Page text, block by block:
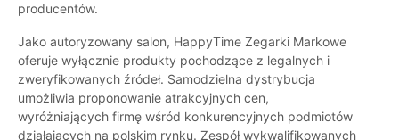
producentów.
Jako autoryzowany salon, HappyTime Zegarki Markowe
oferuje wyłącznie produkty pochodzące z legalnych i
zweryfikowanych źródeł. Samodzielna dystrybucja
umożliwia proponowanie atrakcyjnych cen,
wyróżniających firmę wśród konkurencyjnych podmiotów
działających na polskim rynku. Zespół wykwalifikowanych